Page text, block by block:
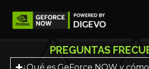
PREGUNTAS